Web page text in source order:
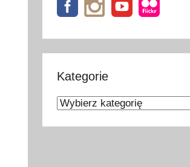
Kategorie
Kategorie